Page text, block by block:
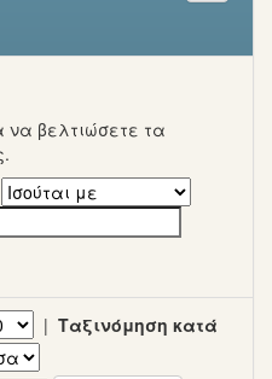
να βελτιώσετε τα
| Ταξινόμηση κατά